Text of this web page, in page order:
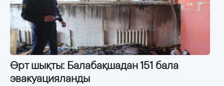
Өрт шықты: Балабақшадан 151 бала
эвакуацияланды